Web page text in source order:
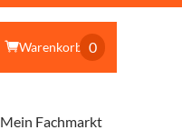
Warenkorb 0
Mein Fachmarkt